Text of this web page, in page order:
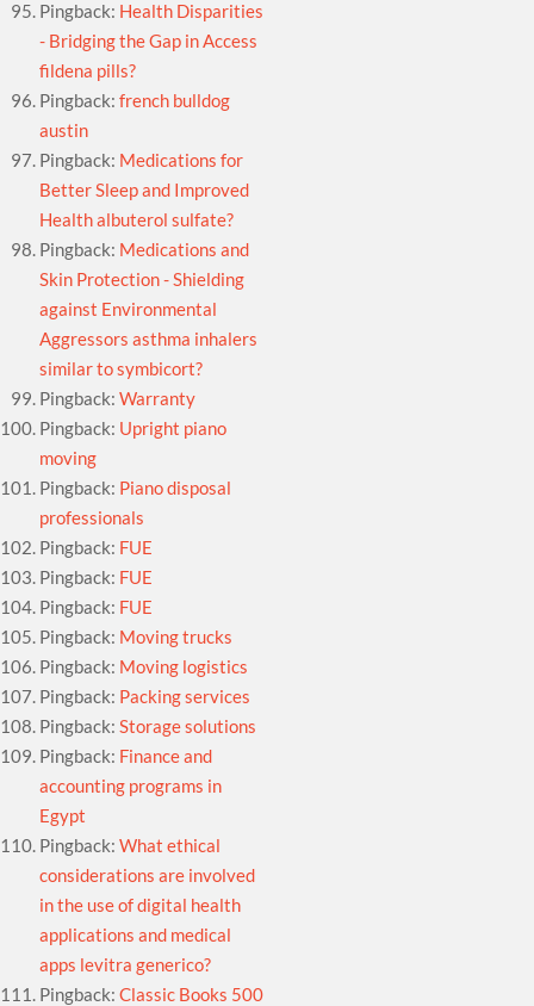
Pingback: Health Disparities
- Bridging the Gap in Access
fildena pills?
Pingback:french bulldog
austin
Pingback: Medications for
Better Sleep and Improved
Health albuterol sulfate?
Pingback: Medications and
Skin Protection - Shielding
against Environmental
Aggressors asthma inhalers
similar to symbicort?
Pingback:Warranty
Pingback: Upright piano
moving
Pingback: Piano disposal
professionals
Pingback: FUE
Pingback: FUE
Pingback: FUE
Pingback: Moving trucks
Pingback: Moving logistics
Pingback: Packing services
Pingback: Storage solutions
Pingback: Finance and
accounting programs in
Egypt
Pingback:What ethical
considerations are involved
in the use of digital health
applications and medical
apps levitra generico?
Pingback:Classic Books 500